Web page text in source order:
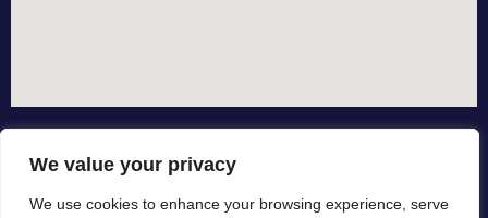
We value your privacy
We use cookies to enhance your browsing experience, serve